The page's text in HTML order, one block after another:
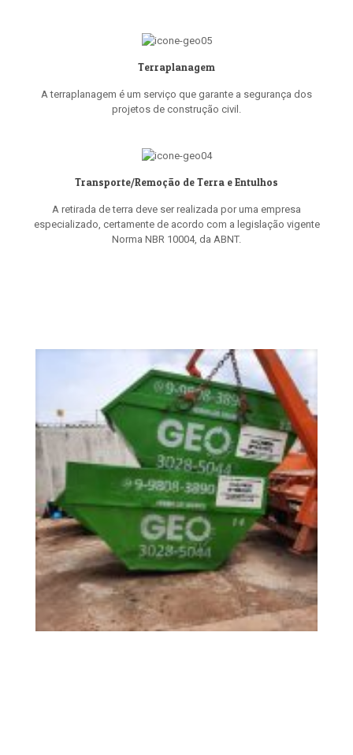
Terraplanagem
A terraplanagem é um serviço que garante a segurança dos
projetos de construção civil.
Transporte/Remoção de Terra e Entulhos
A retirada de terra deve ser realizada por uma empresa
especializado, certamente de acordo com a legislação vigente
Norma NBR 10004, da ABNT.